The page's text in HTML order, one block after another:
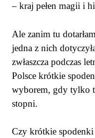
– kraj pełen magii i
Ale zanim tu
jedna z nich
zwłaszcza podczas
Polsce krótkie
wyborem, gdy tylko
stopni.
Czy krótkie